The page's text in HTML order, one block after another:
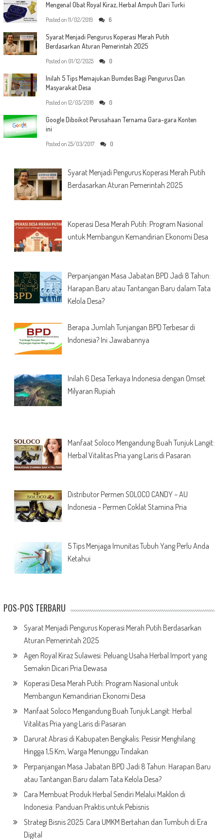
Mengenal Obat Royal Kiraz, Herbal Ampuh Dari Turki
Posted on 11/02/2019 6
Syarat Menjadi Pengurus Koperasi Merah Putih
Berdasarkan Aturan Pemerintah 2025
Posted on 01/12/2025 0
Inilah 5 Tips Memajukan Bumdes Bagi Pengurus Dan
Masyarakat Desa
Posted on 12/05/2018 0
Google Diboikot Perusahaan Ternama Gara-gara Konten
ini
Posted on 25/03/2017 0
Syarat Menjadi Pengurus Koperasi Merah Putih
Berdasarkan Aturan Pemerintah 2025
Koperasi Desa Merah Putih: Program Nasional
untuk Membangun Kemandirian Ekonomi Desa
Perpanjangan Masa Jabatan BPD Jadi 8 Tahun:
Harapan Baru atau Tantangan Baru dalam Tata
Kelola Desa?
Berapa Jumlah Tunjangan BPD Terbesar di
Indonesia? Ini Jawabannya
Inilah 6 Desa Terkaya Indonesia dengan Omset
Milyaran Rupiah
Manfaat Soloco Mengandung Buah Tunjuk Langit:
Herbal Vitalitas Pria yang Laris di Pasaran
Distributor Permen SOLOCO CANDY – AU
Indonesia – Permen Coklat Stamina Pria
5 Tips Menjaga Imunitas Tubuh Yang Perlu Anda
Ketahui
POS-POS TERBARU
Syarat Menjadi Pengurus Koperasi Merah Putih Berdasarkan
Aturan Pemerintah 2025
Agen Royal Kiraz Sulawesi: Peluang Usaha Herbal Import yang
Semakin Dicari Pria Dewasa
Koperasi Desa Merah Putih: Program Nasional untuk
Membangun Kemandirian Ekonomi Desa
Manfaat Soloco Mengandung Buah Tunjuk Langit: Herbal
Vitalitas Pria yang Laris di Pasaran
Darurat Abrasi di Kabupaten Bengkalis: Pesisir Menghilang
Hingga 1,5 Km, Warga Menunggu Tindakan
Perpanjangan Masa Jabatan BPD Jadi 8 Tahun: Harapan Baru
atau Tantangan Baru dalam Tata Kelola Desa?
Cara Membuat Produk Herbal Sendiri Melalui Maklon di
Indonesia: Panduan Praktis untuk Pebisnis
Strategi Bisnis 2025: Cara UMKM Bertahan dan Tumbuh di Era
Digital